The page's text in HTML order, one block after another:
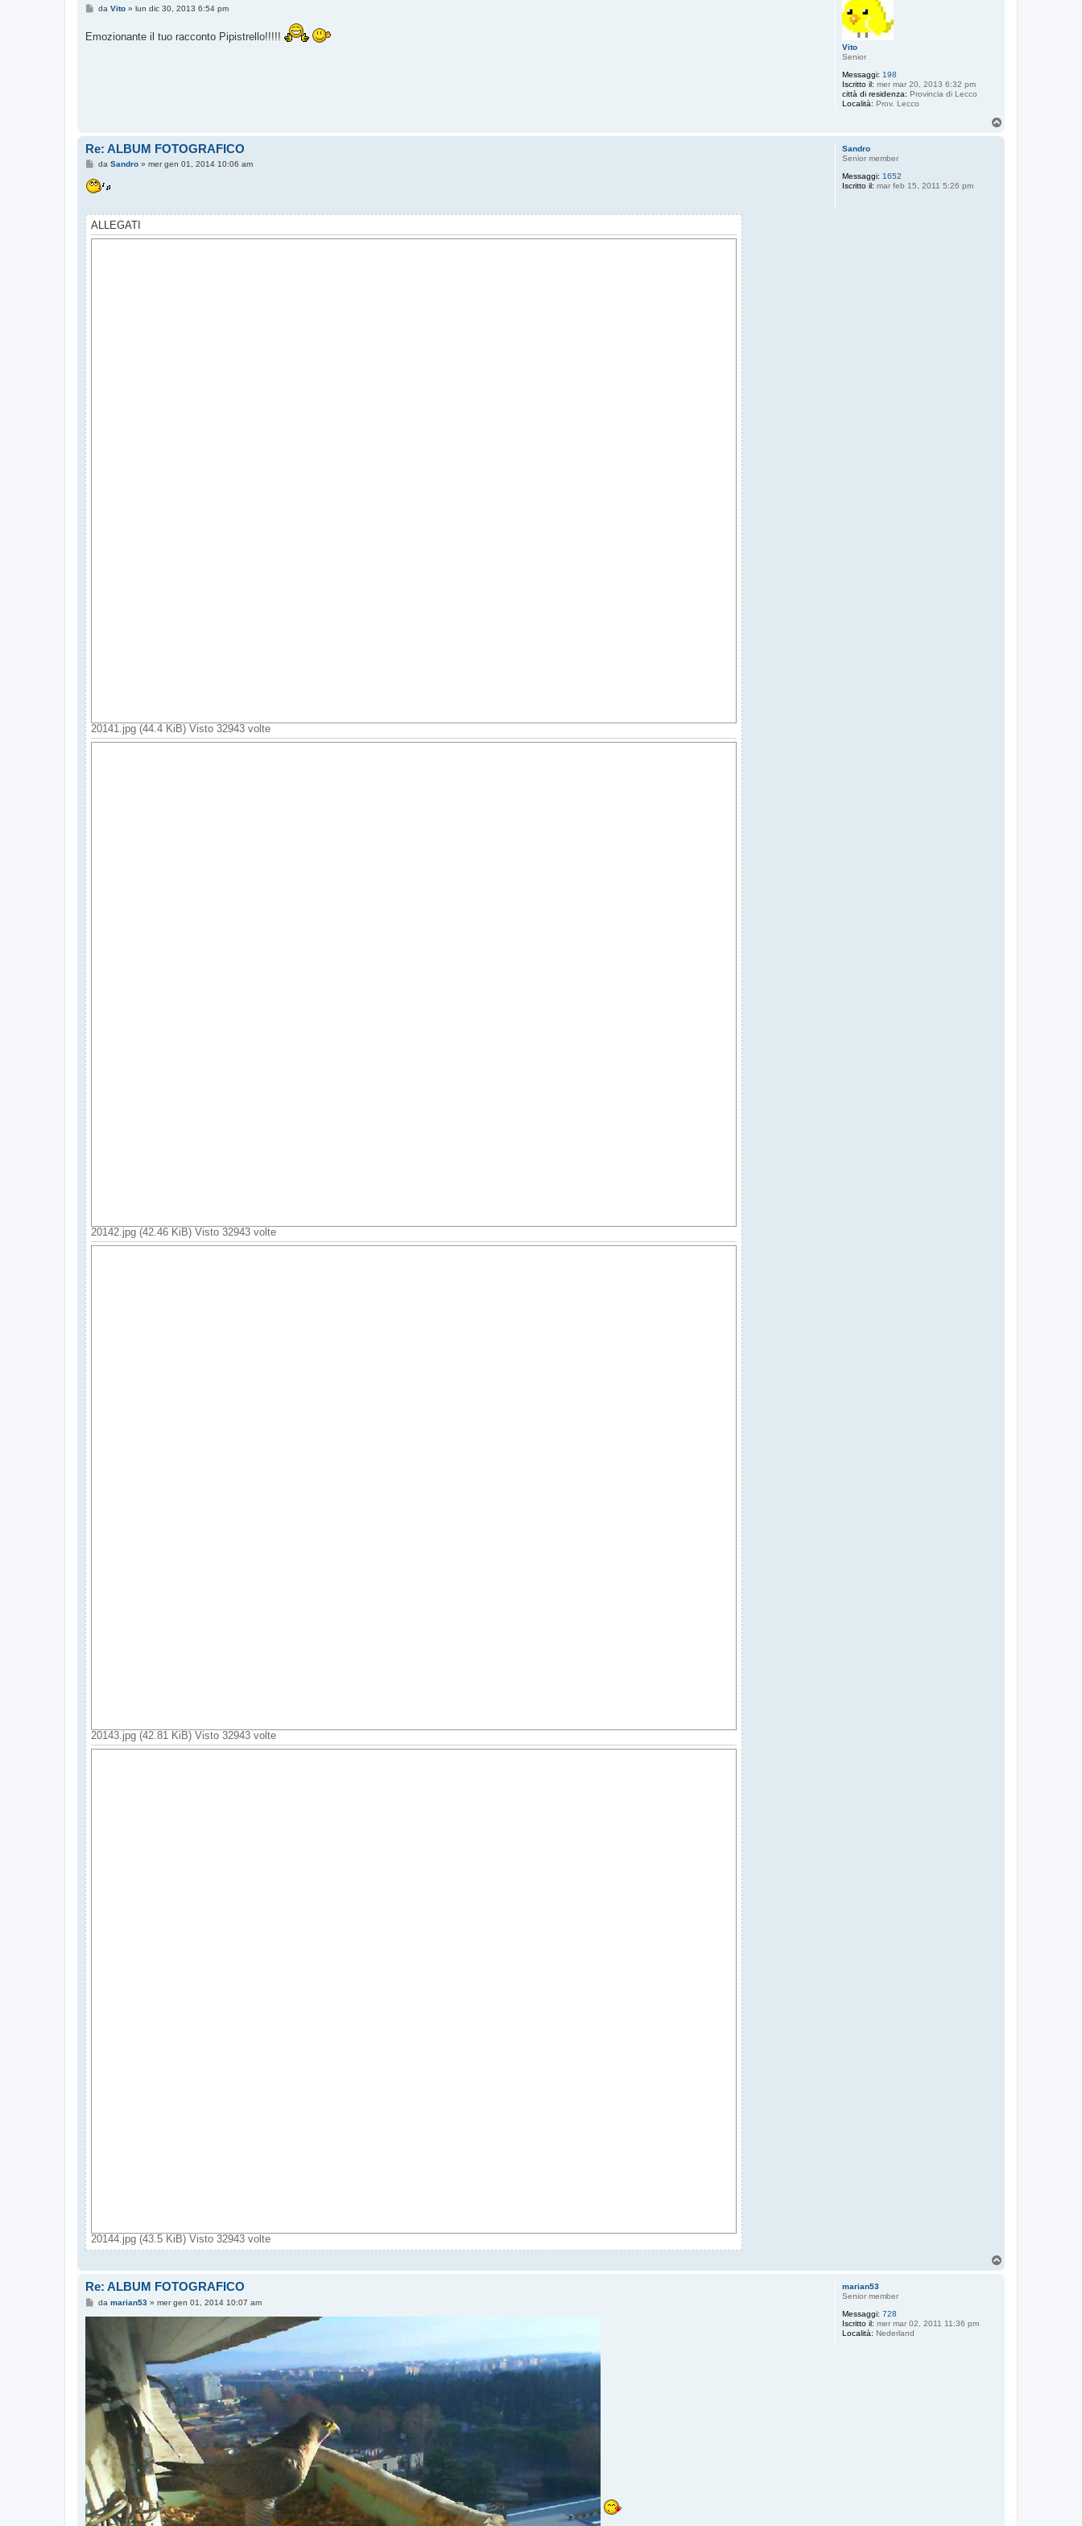
Vito
Senior
Messaggi: 198
Iscritto il: mer mar 20, 2013 6:32 pm
città di residenza: Provincia di Lecco
Località: Prov. Lecco
M
s
da Vito» lun dic 30, 2013 6:54 pm
Emozionante il tuo racconto Pipistrello!!!!!
Sandro
Senior member
Messaggi: 1652
Iscritto il: mar feb 15, 2011 5:26 pm
Re: ALBUM FOTOGRAFICO
M
s
s
g
o
da Sandro» mer gen 01, 2014 10:06 am
ALLEGATI
20141.jpg (44.4 KiB) Visto 32943 volte
20142.jpg (42.46 KiB) Visto 32943 volte
20143.jpg (42.81 KiB) Visto 32943 volte
20144.jpg (43.5 KiB) Visto 32943 volte
marian53
Senior member
Messaggi: 728
Iscritto il: mer mar 02, 2011 11:36 pm
Località: Nederland
Re: ALBUM FOTOGRAFICO
M
o
da marian53» mer gen 01, 2014 10:07 am